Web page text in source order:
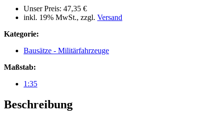
Unser Preis: 47,35 €
inkl. 19% MwSt., zzgl. Versand
Kategorie:
Bausätze - Militärfahrzeuge
Maßstab:
1:35
Beschreibung